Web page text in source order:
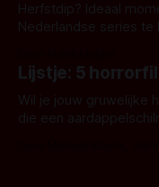
Herfstdip? Ideaal
Nederlandse series te bingen! Bij
Amsterdamned of The
is niet beperkt tot
Lijstje: 5
Wil je jouw gruwelijke
die een